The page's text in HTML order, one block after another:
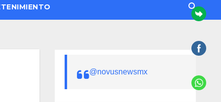
@novusnewsmx